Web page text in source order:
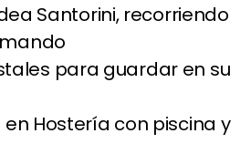
Santorini, recorriendo
para guardar en su
Hostería con piscina y